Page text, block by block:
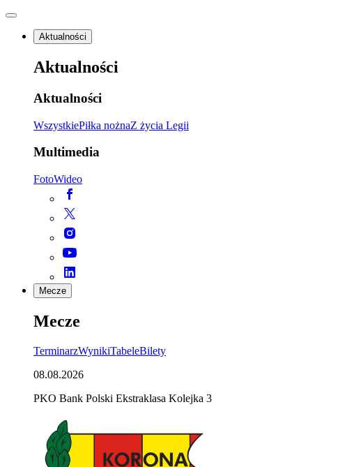
Aktualności
Aktualności
Aktualności
WszystkiePiłka nożnaZ życia Legii
Multimedia
FotoWideo
Mecze
Mecze
TerminarzWynikiTabeleBilety
08.08.2026
PKO Bank Polski Ekstraklasa Kolejka 3